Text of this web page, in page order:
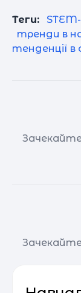
Теги:
тренди в
тенденції в